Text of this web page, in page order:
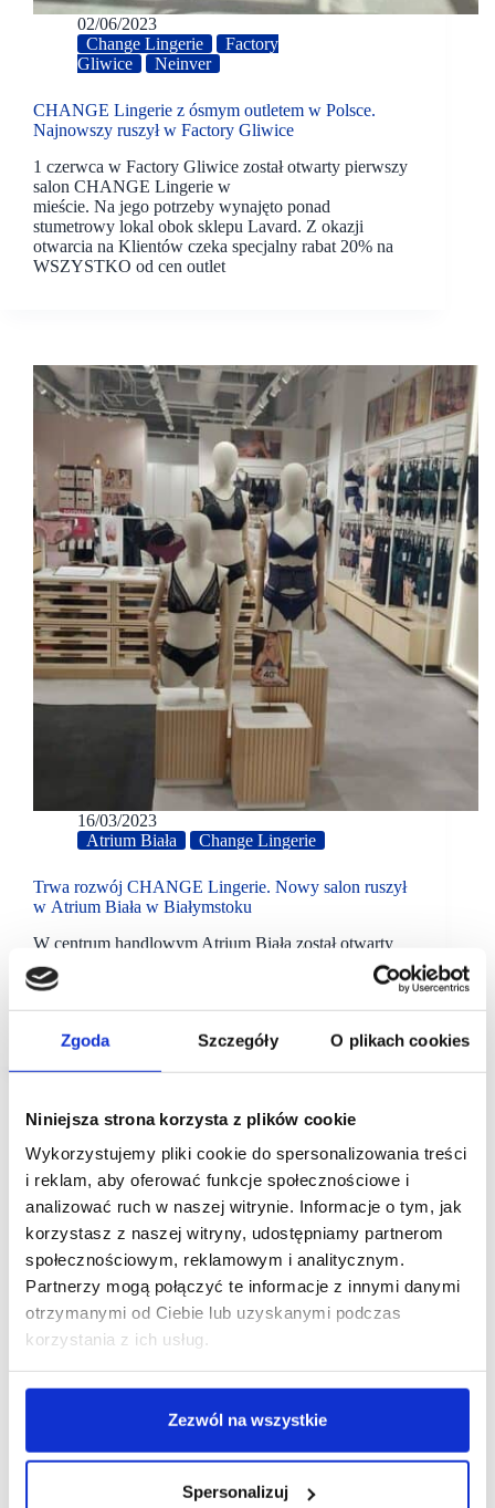
Zgoda Szczegóły O plikach cookies
Niniejsza strona korzysta z plików cookie
Wykorzystujemy pliki cookie do spersonalizowania treści
i reklam, aby oferować funkcje społecznościowe i
analizować ruch w naszej witrynie. Informacje o tym, jak
korzystasz z naszej witryny, udostępniamy partnerom
społecznościowym, reklamowym i analitycznym.
Partnerzy mogą połączyć te informacje z innymi danymi
otrzymanymi od Ciebie lub uzyskanymi podczas
korzystania z ich usług.
Zezwól na wszystkie
Spersonalizuj
02/06/2023
Change Lingerie
Factory
Gliwice
Neinver
CHANGE Lingerie z ósmym outletem w Polsce.
Najnowszy ruszył w Factory Gliwice
1 czerwca w Factory Gliwice został otwarty pierwszy
salon CHANGE Lingerie w
mieście. Na jego potrzeby wynajęto ponad
stumetrowy lokal obok sklepu Lavard. Z okazji
otwarcia na Klientów czeka specjalny rabat 20% na
WSZYSTKO od cen outlet
16/03/2023
Atrium Biała
Change Lingerie
Trwa rozwój CHANGE Lingerie. Nowy salon ruszył
w Atrium Biała w Białymstoku
W centrum handlowym Atrium Biała został otwarty
nowy salon CHANGE Lingerie. To drugi (po Galerii
Jurowieckiej) sklep firmowy w Białymstoku. Na jego